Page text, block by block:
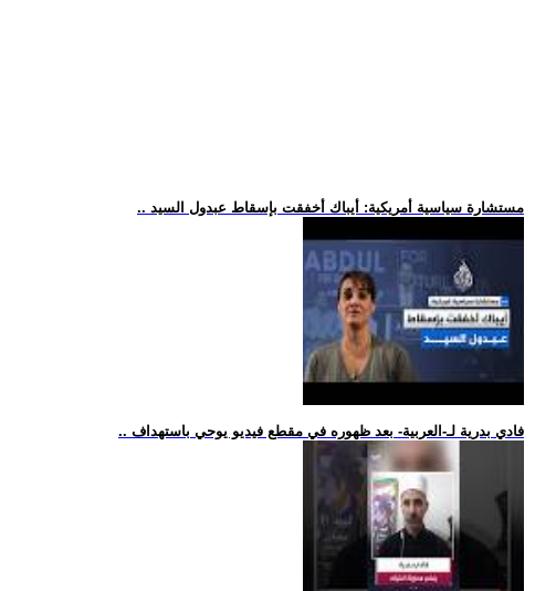
.. مستشارة سياسية أمريكية: أيباك أخفقت بإسقاط عبدول السيد
.. فادي بدرية لـ-العربية- بعد ظهوره في مقطع فيديو يوحي باستهداف